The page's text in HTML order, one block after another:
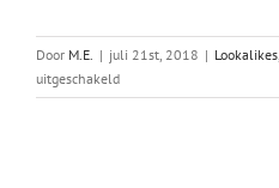
Door M.E. | juli 21st, 2018 | Lookalikes
uitgeschakeldvoor
Matsi’s